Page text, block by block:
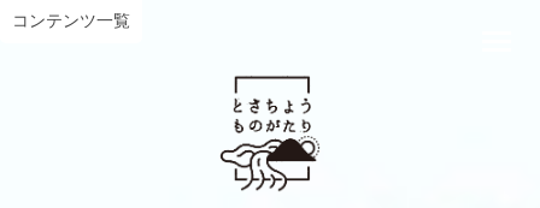
コンテンツ一覧